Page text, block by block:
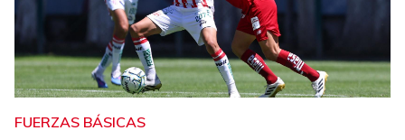
FUERZAS BÁSICAS